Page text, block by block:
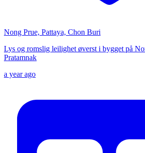
Nong Prue, Pattaya, Chon Buri
Lys og romslig leilighet øverst i bygget på
Pratamnak
a year ago